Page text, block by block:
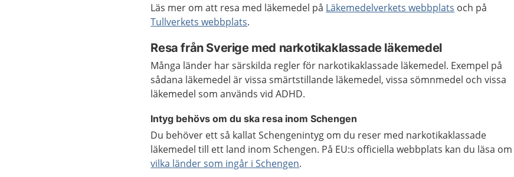
Läs mer om att resa med läkemedel på Läkemedelverkets webbplats och på
Tullverkets webbplats.
Resa från Sverige med narkotikaklassade läkemedel
Många länder har särskilda regler för narkotikaklassade läkemedel. Exempel på
sådana läkemedel är vissa smärtstillande läkemedel, vissa sömnmedel och vissa
läkemedel som används vid ADHD.
Intyg behövs om du ska resa inom Schengen
Du behöver ett så kallat Schengenintyg om du reser med narkotikaklassade
läkemedel till ett land inom Schengen. På EU:s officiella webbplats kan du läsa om
vilka länder som ingår i Schengen.